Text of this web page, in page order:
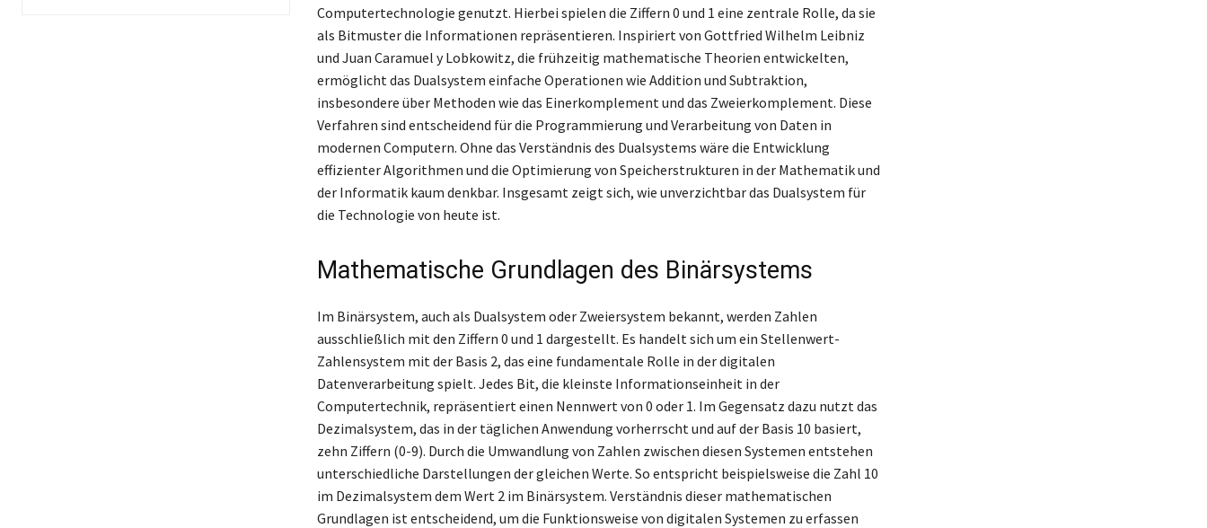
Computertechnologie genutzt. Hierbei spielen die Ziffern 0 und 1 eine zentrale Rolle, da sie
als Bitmuster die Informationen repräsentieren. Inspiriert von Gottfried Wilhelm Leibniz
und Juan Caramuel y Lobkowitz, die frühzeitig mathematische Theorien entwickelten,
ermöglicht das Dualsystem einfache Operationen wie Addition und Subtraktion,
insbesondere über Methoden wie das Einerkomplement und das Zweierkomplement. Diese
Verfahren sind entscheidend für die Programmierung und Verarbeitung von Daten in
modernen Computern. Ohne das Verständnis des Dualsystems wäre die Entwicklung
effizienter Algorithmen und die Optimierung von Speicherstrukturen in der Mathematik und
der Informatik kaum denkbar. Insgesamt zeigt sich, wie unverzichtbar das Dualsystem für
die Technologie von heute ist.
Mathematische Grundlagen des Binärsystems
Im Binärsystem, auch als Dualsystem oder Zweiersystem bekannt, werden Zahlen
ausschließlich mit den Ziffern 0 und 1 dargestellt. Es handelt sich um ein Stellenwert-
Zahlensystem mit der Basis 2, das eine fundamentale Rolle in der digitalen
Datenverarbeitung spielt. Jedes Bit, die kleinste Informationseinheit in der
Computertechnik, repräsentiert einen Nennwert von 0 oder 1. Im Gegensatz dazu nutzt das
Dezimalsystem, das in der täglichen Anwendung vorherrscht und auf der Basis 10 basiert,
zehn Ziffern (0-9). Durch die Umwandlung von Zahlen zwischen diesen Systemen entstehen
unterschiedliche Darstellungen der gleichen Werte. So entspricht beispielsweise die Zahl 10
im Dezimalsystem dem Wert 2 im Binärsystem. Verständnis dieser mathematischen
Grundlagen ist entscheidend, um die Funktionsweise von digitalen Systemen zu erfassen